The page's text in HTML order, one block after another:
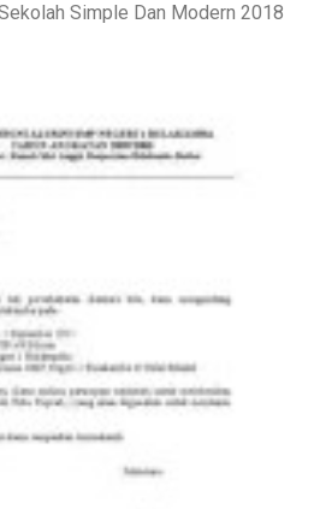
Simple Dan Modern 2018